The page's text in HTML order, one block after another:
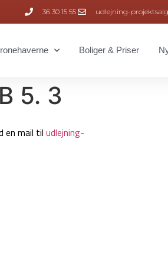
36 30 15 55 udlejning-
Boliger & Priser
5. 3
en mail tiludlejning-